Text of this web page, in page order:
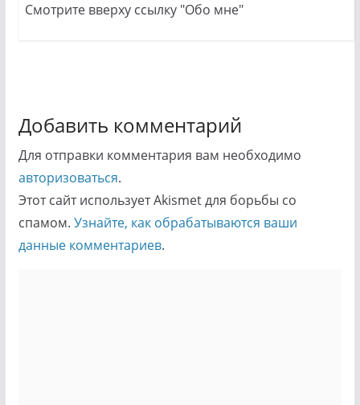
Смотрите вверху ссылку "Обо мне"
Добавить комментарий
Для отправки комментария вам необходимо
авторизоваться.
Этот сайт использует Akismet для борьбы со
спамом. Узнайте, как обрабатываются ваши
данные комментариев.